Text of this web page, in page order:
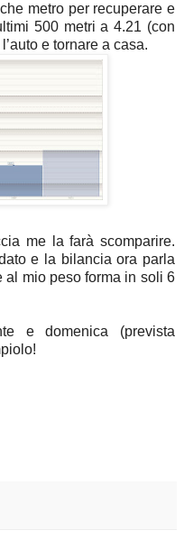
metro per recuperare e
500 metri a 4.21 (con
e tornare a casa.
me la farà scomparire.
e la bilancia ora parla
al mio peso forma in soli 6
e domenica (prevista